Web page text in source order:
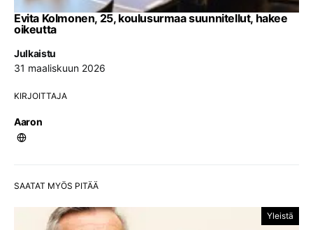
Evita Kolmonen, 25, koulusurmaa suunnitellut, hakee
oikeutta
Julkaistu
31 maaliskuun 2026
KIRJOITTAJA
Aaron
SAATAT MYÖS PITÄÄ
Yleistä